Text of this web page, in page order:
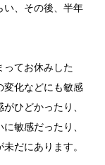
い、その後、半年
ってお休みした
変化などにも敏感
ひどかったり、
敏感だったり、
だにあります。